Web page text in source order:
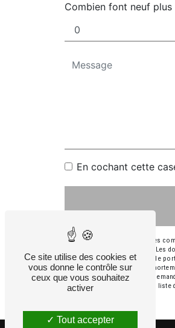
Combien font neuf
En cochant cette
** Les données personnelles
répondre à votre message. Les
rectification, d’effacement, de
sort de vos données post-
d'identité pourra vous être
droit de vous inscrire sur la liste
Ce site utilise des cookies et
vous donne le contrôle sur
ceux que vous souhaitez
activer
Tout accepter